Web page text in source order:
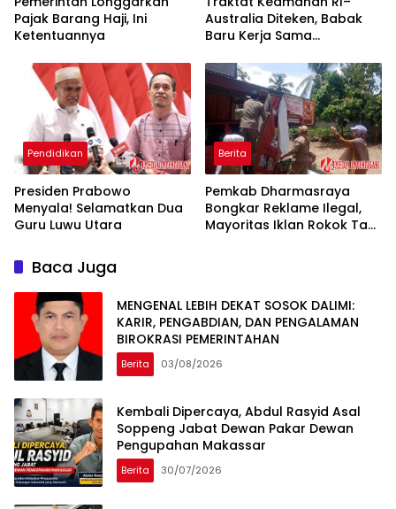
Pajak Barang Haji, Ini
Ketentuannya
Australia Diteken, Babak
Baru Kerja Sama
Pendidikan
Presiden Prabowo
Menyala! Selamatkan Dua
Guru Luwu Utara
Berita
Pemkab Dharmasraya
Bongkar Reklame Ilegal,
Mayoritas Iklan Rokok Tak
Baca Juga
MENGENAL LEBIH DEKAT SOSOK DALIMI:
KARIR, PENGABDIAN, DAN PENGALAMAN
BIROKRASI PEMERINTAHAN
Berita 03/08/2026
Kembali Dipercaya, Abdul Rasyid Asal
Soppeng Jabat Dewan Pakar Dewan
Pengupahan Makassar
Berita 30/07/2026